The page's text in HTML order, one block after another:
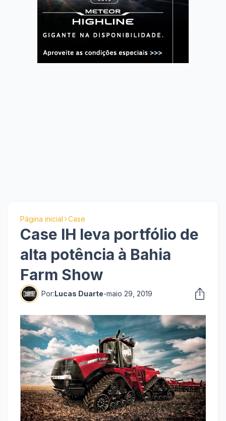
Página inicial Case
Case IH leva portfólio de
alta potência à Bahia
Farm Show
Por:Lucas Duarte-maio 29, 2019